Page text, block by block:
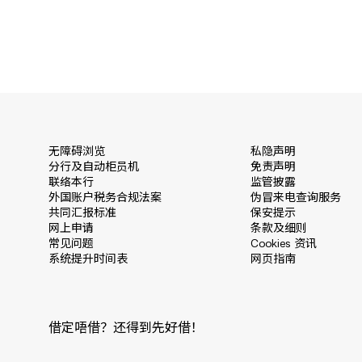
无障碍浏览
分行及自动柜员机
联络本行
外国账户税务合规法案
共同汇报标准
网上申请
常见问题
系统提升时间表
私隐声明
免责声明
监管披露
伪冒来电查询服务
保安提示
条款及细则
Cookies 资讯
网页指南
借定唔借？还得到先好借！